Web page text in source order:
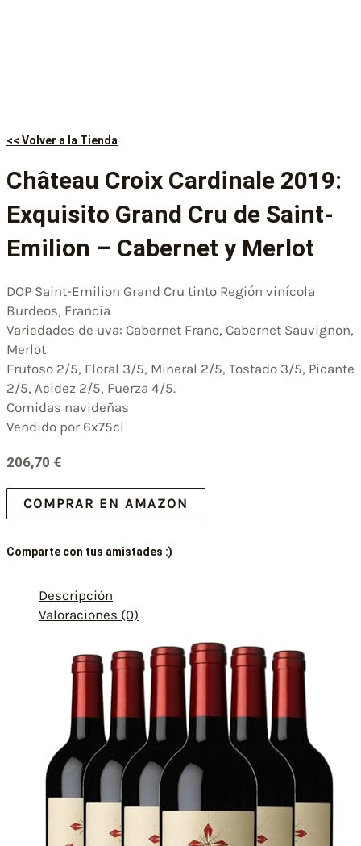
<< Volver a la Tienda
Château Croix Cardinale 2019:
Exquisito Grand Cru de Saint-
Emilion – Cabernet y Merlot
DOP Saint-Emilion Grand Cru tinto Región vinícola
Burdeos, Francia
Variedades de uva: Cabernet Franc, Cabernet Sauvignon,
Merlot
Frutoso 2/5, Floral 3/5, Mineral 2/5, Tostado 3/5, Picante
2/5, Acidez 2/5, Fuerza 4/5.
Comidas navideñas
Vendido por 6x75cl
206,70 €
COMPRAR EN AMAZON
Comparte con tus amistades :)
Descripción
Valoraciones (0)